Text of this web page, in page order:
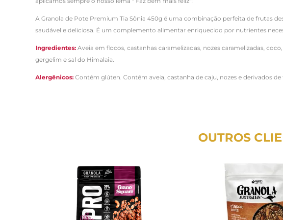
A Granola de Pote Premium Tia Sônia 450g é uma combinação perfeita de frutas
saudável e deliciosa. É um complemento alimentar enriquecido por nutrientes
Ingredientes: Aveia em flocos, castanhas caramelizadas, nozes caramelizadas,
gergelim e sal do Himalaia.
Alergênicos: Contém glúten. Contém aveia, castanha de caju, nozes e derivados
OUTROS